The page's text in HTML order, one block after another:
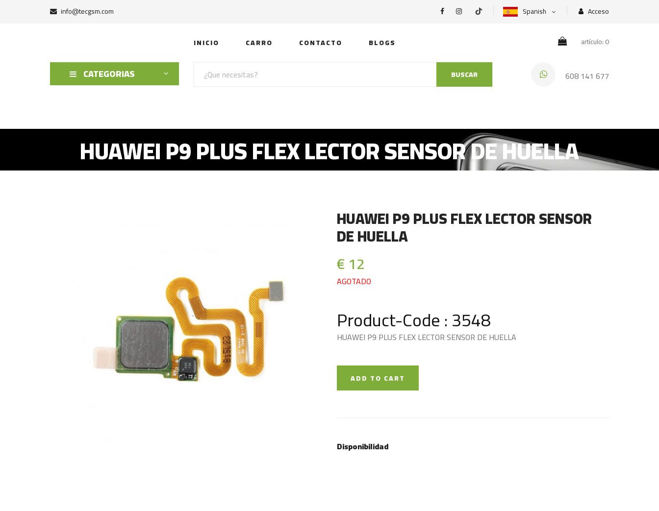
info@tecgsm.com Spanish Acceso
INICIO CARRO CONTACTO BLOGS artículo: 0
CATEGORIAS BUSCAR 608 141 677
HUAWEI P9 PLUS FLEX LECTOR SENSOR DE HUELLA
HUAWEI P9 PLUS FLEX LECTOR SENSOR
DE HUELLA
€ 12
AGOTADO
Product-Code : 3548
HUAWEI P9 PLUS FLEX LECTOR SENSOR DE HUELLA
ADD TO CART
Disponibilidad